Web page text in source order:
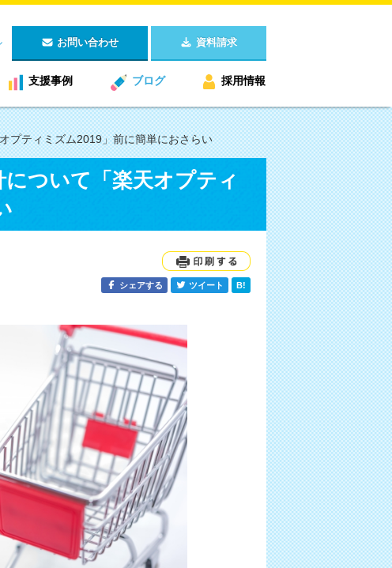
お問い合わせ 資料請求
支援事例 ブログ 採用情報
プティミズム2019」前に簡単におさらい
について「楽天オプティ
シェアする ツイート B!